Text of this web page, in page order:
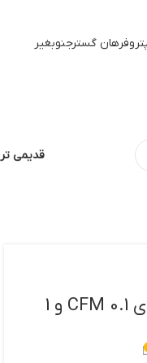
گسترجنوبغیر
قدیمی تر
مقایسه پارتیکل کانترهای 0.1 CFM و 1